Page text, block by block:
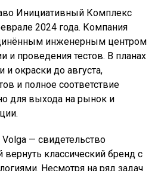
Инициативный Комплекс
2024 года. Компания
инженерным центром
и проведения тестов. В планах
и окраски до августа,
и полное соответствие
для выхода на рынок и
— свидетельство
классический бренд с
Несмотря на ряд задач